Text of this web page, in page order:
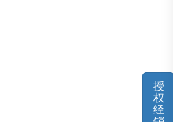
授
权
经